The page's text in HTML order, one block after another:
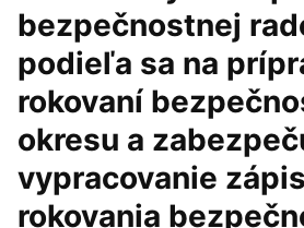
bezpečnostnej
podieľa sa na
rokovaní
okresu a
vypracovanie
rokovania